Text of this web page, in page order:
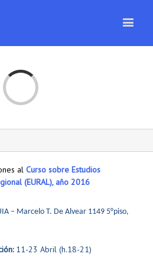
Loading...
al Curso sobre Estudios
(EURAL), año 2016
– Marcelo T. De Alvear 1149 5°piso,
11-23 Abril (h.18-21)